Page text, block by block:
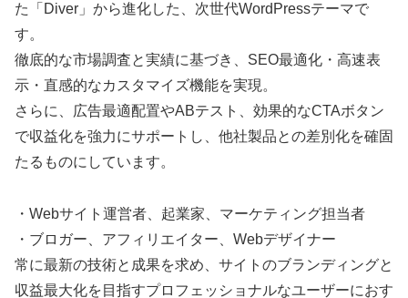
た「Diver」から進化した、次世代WordPressテーマで
す。
徹底的な市場調査と実績に基づき、SEO最適化・高速表
示・直感的なカスタマイズ機能を実現。
さらに、広告最適配置やABテスト、効果的なCTAボタン
で収益化を強力にサポートし、他社製品との差別化を確固
たるものにしています。
・Webサイト運営者、起業家、マーケティング担当者
・ブロガー、アフィリエイター、Webデザイナー
常に最新の技術と成果を求め、サイトのブランディングと
収益最大化を目指すプロフェッショナルなユーザーにおす